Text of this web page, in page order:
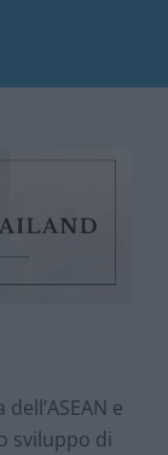
e
sviluppo di